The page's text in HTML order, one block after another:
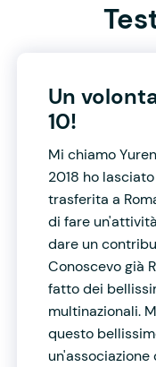
Un
10!
Mi chiamo
2018 ho
trasferita a
di fare
dare un
Conoscevo già
fatto dei
multinazionali.
questo
un'associazione